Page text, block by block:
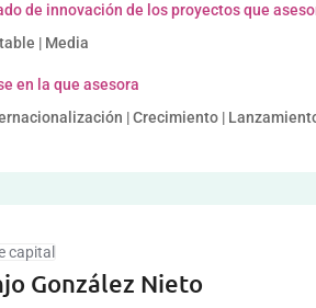
de innovación de los proyectos que
| Media
en la que asesora
| Crecimiento |
capital
González Nieto